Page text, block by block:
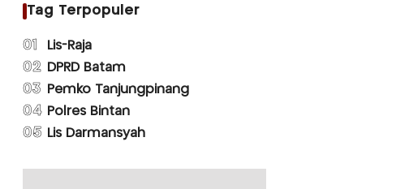
Tag Terpopuler
01 Lis-Raja
02 DPRD Batam
03 Pemko Tanjungpinang
04 Polres Bintan
05 Lis Darmansyah